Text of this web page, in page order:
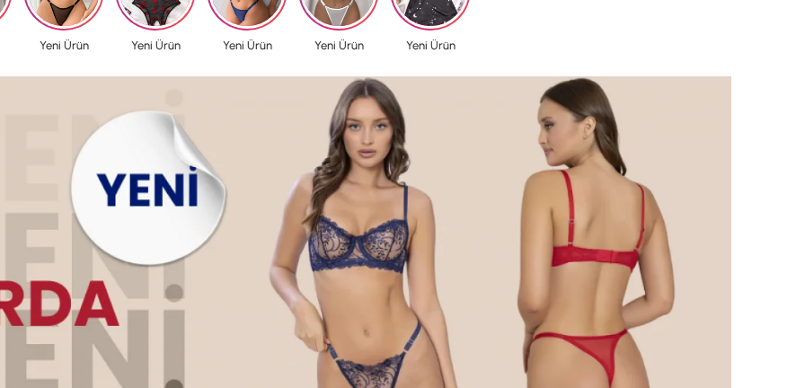
Yeni Ürün Yeni Ürün Yeni Ürün Yeni Ürün Yeni Ürün